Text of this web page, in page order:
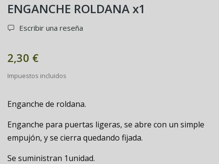
ENGANCHE ROLDANA x1
Escribir una reseña
2,30 €
Impuestos incluidos
Enganche de roldana.
Enganche para puertas ligeras, se abre con un simple
empujón, y se cierra quedando fijada.
Se suministran 1unidad.